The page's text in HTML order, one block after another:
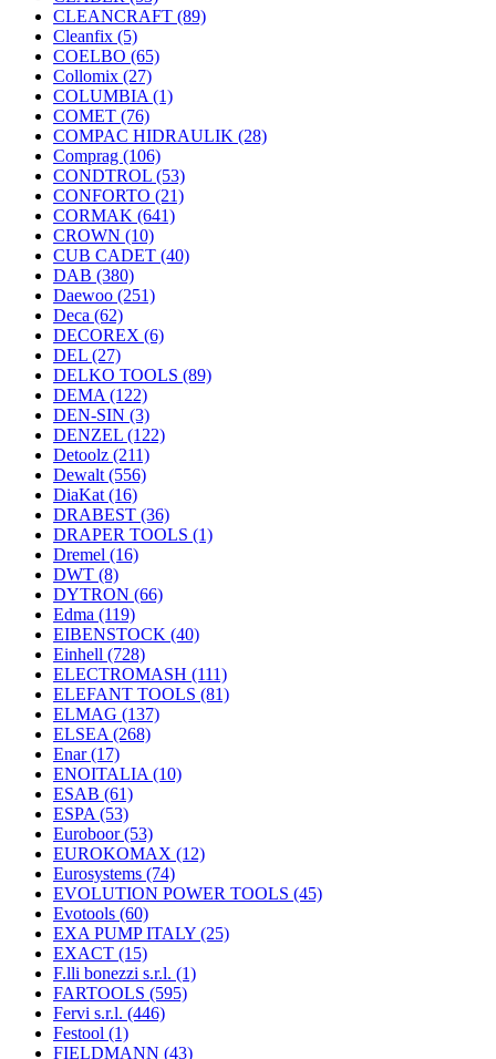
CLEANCRAFT (89)
Cleanfix (5)
COELBO (65)
Collomix (27)
COLUMBIA (1)
COMET (76)
COMPAC HIDRAULIK (28)
Comprag (106)
CONDTROL (53)
CONFORTO (21)
CORMAK (641)
CROWN (10)
CUB CADET (40)
DAB (380)
Daewoo (251)
Deca (62)
DECOREX (6)
DEL (27)
DELKO TOOLS (89)
DEMA (122)
DEN-SIN (3)
DENZEL (122)
Detoolz (211)
Dewalt (556)
DiaKat (16)
DRABEST (36)
DRAPER TOOLS (1)
Dremel (16)
DWT (8)
DYTRON (66)
Edma (119)
EIBENSTOCK (40)
Einhell (728)
ELECTROMASH (111)
ELEFANT TOOLS (81)
ELMAG (137)
ELSEA (268)
Enar(17)
ENOITALIA (10)
ESAB (61)
ESPA (53)
Euroboor(53)
EUROKOMAX (12)
Eurosystems (74)
EVOLUTION POWER TOOLS (45)
Evotools (60)
EXA PUMP ITALY (25)
EXACT (15)
F.lli bonezzi s.r.l. (1)
FARTOOLS (595)
Fervi s.r.l. (446)
Festool (1)
FIELDMANN (43)